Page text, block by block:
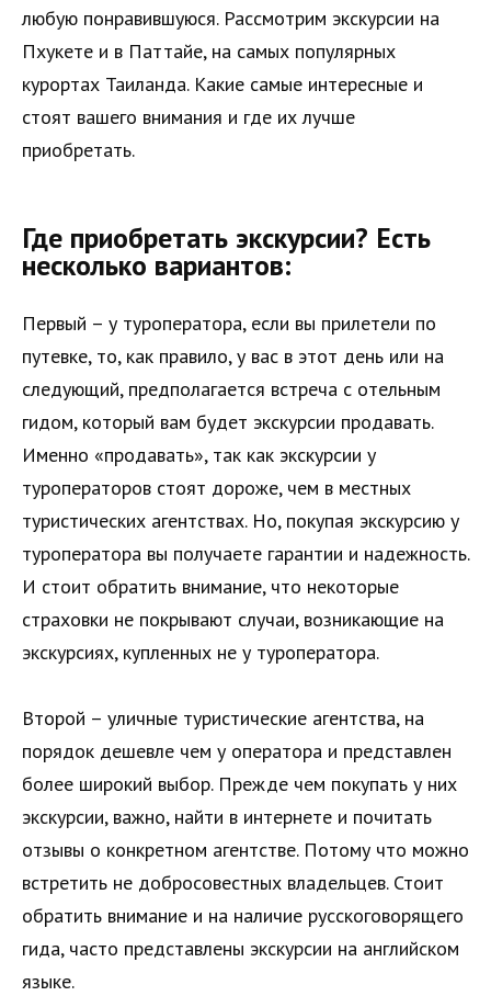
любую понравившуюся. Рассмотрим экскурсии на
Пхукете и в Паттайе, на самых популярных
курортах Таиланда. Какие самые интересные и
стоят вашего внимания и где их лучше
приобретать.
Где приобретать экскурсии? Есть
несколько вариантов:
Первый – у туроператора, если вы прилетели по
путевке, то, как правило, у вас в этот день или на
следующий, предполагается встреча с отельным
гидом, который вам будет экскурсии продавать.
Именно «продавать», так как экскурсии у
туроператоров стоят дороже, чем в местных
туристических агентствах. Но, покупая экскурсию у
туроператора вы получаете гарантии и надежность.
И стоит обратить внимание, что некоторые
страховки не покрывают случаи, возникающие на
экскурсиях, купленных не у туроператора.
Второй – уличные туристические агентства, на
порядок дешевле чем у оператора и представлен
более широкий выбор. Прежде чем покупать у них
экскурсии, важно, найти в интернете и почитать
отзывы о конкретном агентстве. Потому что можно
встретить не добросовестных владельцев. Стоит
обратить внимание и на наличие русскоговорящего
гида, часто представлены экскурсии на английском
языке.